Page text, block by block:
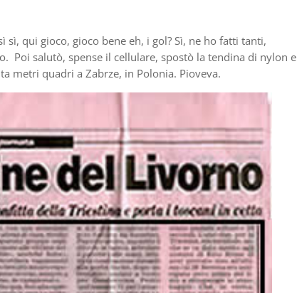
qui gioco, gioco bene eh, i gol? Sì, ne ho fatti tanti,
Poi salutò, spense il cellulare, spostò la tendina di nylon e
metri quadri a Zabrze, in Polonia. Pioveva.